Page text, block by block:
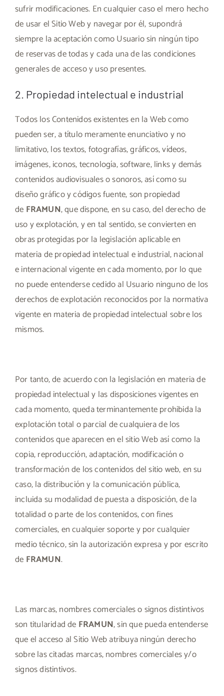
sufrir modificaciones. En cualquier caso el mero hecho
de usar el Sitio Web y navegar por él, supondrá
siempre la aceptación como Usuario sin ningún tipo
de reservas de todas y cada una de las condiciones
generales de acceso y uso presentes.
2. Propiedad intelectual e industrial
Todos los Contenidos existentes en la Web como
pueden ser, a título meramente enunciativo y no
limitativo, los textos, fotografías, gráficos, vídeos,
imágenes, iconos, tecnología, software, links y demás
contenidos audiovisuales o sonoros, así como su
diseño gráfico y códigos fuente, son propiedad
de FRAMUN, que dispone, en su caso, del derecho de
uso y explotación, y en tal sentido, se convierten en
obras protegidas por la legislación aplicable en
materia de propiedad intelectual e industrial, nacional
e internacional vigente en cada momento, por lo que
no puede entenderse cedido al Usuario ninguno de los
derechos de explotación reconocidos por la normativa
vigente en materia de propiedad intelectual sobre los
mismos.
Por tanto, de acuerdo con la legislación en materia de
propiedad intelectual y las disposiciones vigentes en
cada momento, queda terminantemente prohibida la
explotación total o parcial de cualquiera de los
contenidos que aparecen en el sitio Web así como la
copia, reproducción, adaptación, modificación o
transformación de los contenidos del sitio web, en su
caso, la distribución y la comunicación pública,
incluida su modalidad de puesta a disposición, de la
totalidad o parte de los contenidos, con fines
comerciales, en cualquier soporte y por cualquier
medio técnico, sin la autorización expresa y por escrito
de FRAMUN.
Las marcas, nombres comerciales o signos distintivos
son titularidad de FRAMUN, sin que pueda entenderse
que el acceso al Sitio Web atribuya ningún derecho
sobre las citadas marcas, nombres comerciales y/o
signos distintivos.